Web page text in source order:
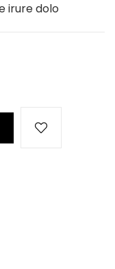
irure dolo